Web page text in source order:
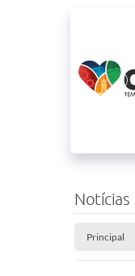
Notícias
Principal